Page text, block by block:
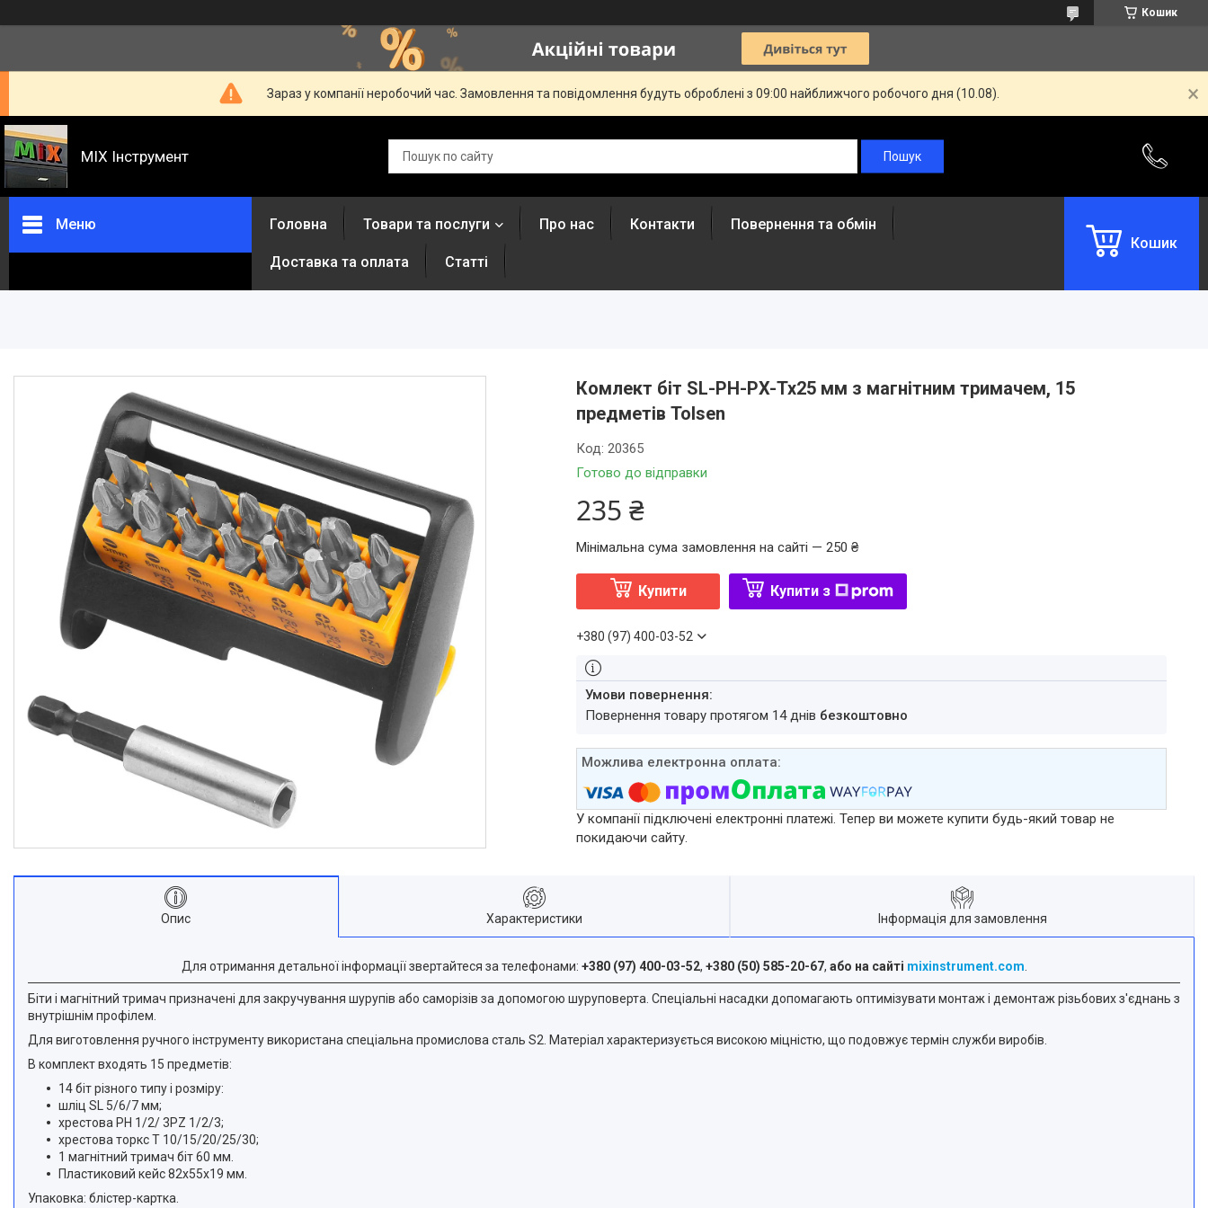
Кошик
Зараз у компанії неробочий час. Замовлення та повідомлення будуть оброблені з 09:00 найближчого робочого дня (10.08).
MIX Інструмент
Меню Головна Товари та послуги Про нас Контакти Повернення та обмін
Доставка та оплата Статті
Кошик
Комлект біт SL-PH-PX-Tx25 мм з магнітним тримачем, 15
предметів Tolsen
Готово до відправки
Код:20365
235 ₴
Мінімальна сума замовлення на сайті — 250 ₴
Купити Купити з
+380 (97) 400-03-52
повернення товару протягом 14 днів безкоштовно
У компанії підключені електронні платежі. Тепер ви можете купити будь-який товар не
покидаючи сайту.
Опис Характеристики Інформація для замовлення
Для отримання детальної інформації звертайтеся за телефонами: +380 (97) 400-03-52, +380 (50) 585-20-67, або на сайті mixinstrument.com
Біти і магнітний тримач призначені для закручування шурупів або саморізів за допомогою шуруповерта. Спеціальні насадки допомагають оптимізувати монтаж і демонтаж різьбових з'єднань з
внутрішнім профілем.
Для виготовлення ручного інструменту використана спеціальна промислова сталь S2. Матеріал характеризується високою міцністю, що подовжує термін служби виробів.
В комплект входять 15 предметів:
14 біт різного типу і розміру:
шліц SL 5/6/7 мм;
хрестова РН 1/2/ 3PZ 1/2/3;
хрестова торкс Т 10/15/20/25/30;
1 магнітний тримач біт 60 мм.
Пластиковий кейс 82х55х19 мм.
Упаковка: блістер-картка.